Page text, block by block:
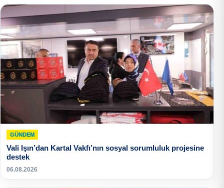
GÜNDEM
Vali Işın’dan Kartal Vakfı’nın sosyal sorumluluk projesine
destek
06.08.2026